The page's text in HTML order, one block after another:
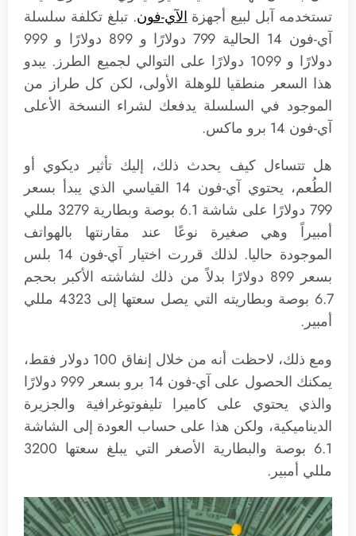
تستخدمه آبل لبيع أجهزةالآي-فون. تبلغ تكلفة سلسلة
آي-فون 14 الحالية 799 دولارًا و 899 دولارًا و 999
دولارًا و 1099 دولارًا على التوالي لجميع الطرز. يبدو
هذا السعر منطقيا للوهلة الأولى، لكن كل طراز من
الموجود في السلسلة يدفعك لشراء النسخة الأعلى
آي-فون 14 برو ماكس.
هل تتساءل كيف يحدث ذلك، إليك تأثير ديكوي أو
الطُعم، يحتوي آي-فون 14 القياسي الذي يبدأ بسعر
799 دولارًا على شاشة 6.1 بوصة وبطارية 3279 مللي
أمبيراً وهي صغيرة نوعًا عند مقارنتها بالهواتف
الموجودة حاليا. لذلك قررت اختيار آي-فون 14 بلس
بسعر 899 دولارًا بدلاً من ذلك لشاشته الأكبر بحجم
6.7 بوصة وبطاريته التي يصل سعتها إلى 4323 مللي
أمبير.
ومع ذلك، لاحظت أنه من خلال إنفاق 100 دولار فقط،
يمكنك الحصول على آي-فون 14 برو بسعر 999 دولارًا
والذي يحتوي على كاميرا تليفوتوغرافية والجزيرة
الديناميكية، ولكن هذا على حساب العودة إلى الشاشة
6.1 بوصة والبطارية الأصغر التي يبلغ سعتها 3200
مللي أمبير.